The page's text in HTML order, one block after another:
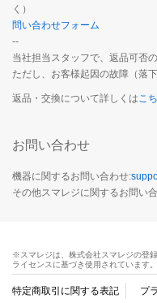
く）
問い合わせフォーム
--
当社担当スタッフで、返品可否
ただし、お客様起因の故障（落
返品・交換について詳しくはこ
お問い合わせ
機器に関するお問い合わせ:
その他スマレジに関するお問い
※スマレジは、株式会社スマレジの登
ライセンスに基づき使用されています
特定商取引に関する表記 プ